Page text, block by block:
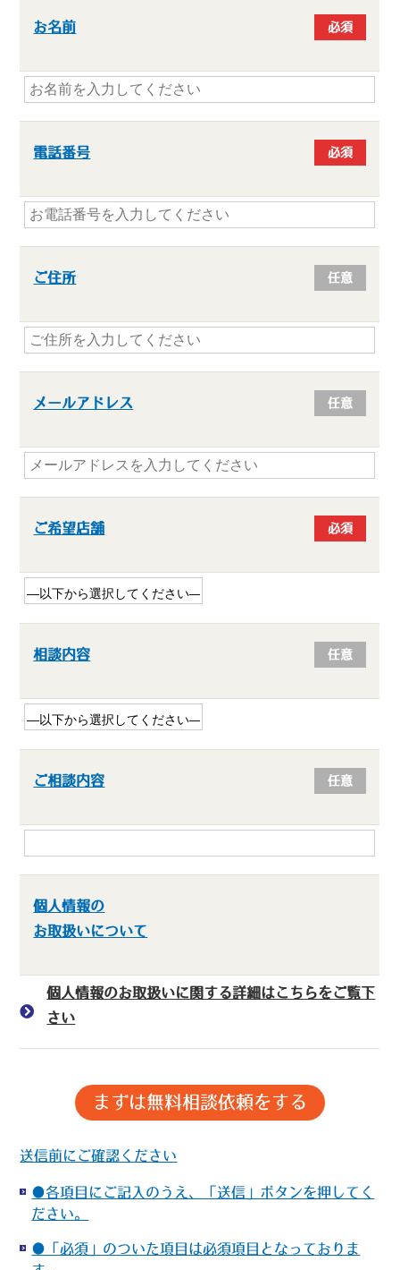
お名前 必須
電話番号 必須
ご住所 任意
メールアドレス 任意
ご希望店舗 必須
相談内容 任意
ご相談内容 任意
個人情報の
お取扱いについて
個人情報のお取扱いに関する詳細はこちらをご覧下
さい
送信前にご確認ください
●各項目にご記入のうえ、「送信」ボタンを押してく
ださい。
●「必須」のついた項目は必須項目となっておりま